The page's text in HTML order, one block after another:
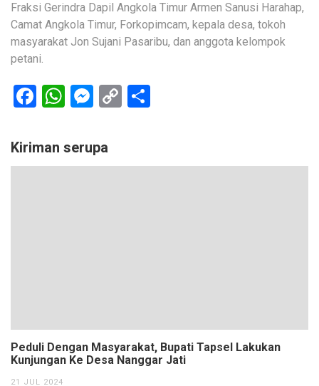
Fraksi Gerindra Dapil Angkola Timur Armen Sanusi Harahap,
Camat Angkola Timur, Forkopimcam, kepala desa, tokoh
masyarakat Jon Sujani Pasaribu, dan anggota kelompok
petani.
Facebook
WhatsApp
Messenger
Copy
Kiriman serupa
Peduli Dengan Masyarakat, Bupati Tapsel Lakukan
Kunjungan Ke Desa Nanggar Jati
21 JUL 2024